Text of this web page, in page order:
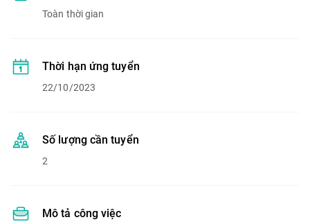
Toàn thời gian
Thời hạn ứng tuyển
22/10/2023
Số lượng cần tuyển
2
Mô tả công việc